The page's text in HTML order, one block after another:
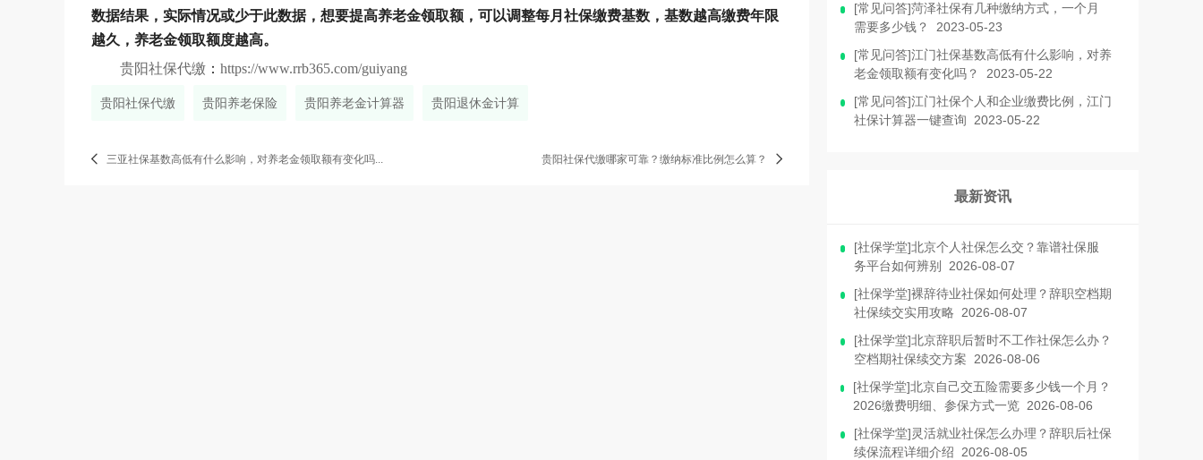
数据结果，实际情况或少于此数据，想要提高养老金领取额，可以调整每月社保缴费基数，基数越高缴费年限
越久，养老金领取额度越高。
贵阳社保代缴 ： https://www.rrb365.com/guiyang
贵阳社保代缴 贵阳养老保险 贵阳养老金计算器 贵阳退休金计算
三亚社保基数高低有什么影响，对养老金领取额有变化吗... 贵阳社保代缴哪家可靠？缴纳标准比例怎么算？
[常见问答]菏泽社保有几种缴纳方式，一个月
需要多少钱？ 2023-05-23
[常见问答]江门社保基数高低有什么影响，对养
老金领取额有变化吗？ 2023-05-22
[常见问答]江门社保个人和企业缴费比例，江门
社保计算器一键查询 2023-05-22
最新资讯
[社保学堂]北京个人社保怎么交？靠谱社保服
务平台如何辨别 2026-08-07
[社保学堂]裸辞待业社保如何处理？辞职空档期
社保续交实用攻略 2026-08-07
[社保学堂]北京辞职后暂时不工作社保怎么办？
空档期社保续交方案 2026-08-06
[社保学堂]北京自己交五险需要多少钱一个月？
2026缴费明细、参保方式一览 2026-08-06
[社保学堂]灵活就业社保怎么办理？辞职后社保
续保流程详细介绍 2026-08-05